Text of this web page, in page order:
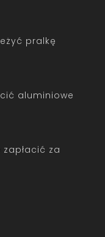
pralkę
aluminiowe
za